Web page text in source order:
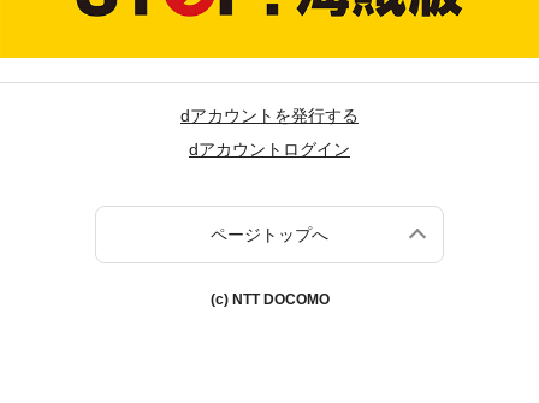
dアカウントを発行する
dアカウントログイン
ページトップへ
(c) NTT DOCOMO